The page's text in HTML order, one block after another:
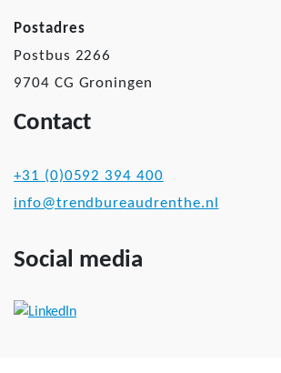
Postadres
Postbus 2266
9704 CG Groningen
Contact
+31 (0)0592 394 400
info@trendbureaudrenthe.nl
Social media